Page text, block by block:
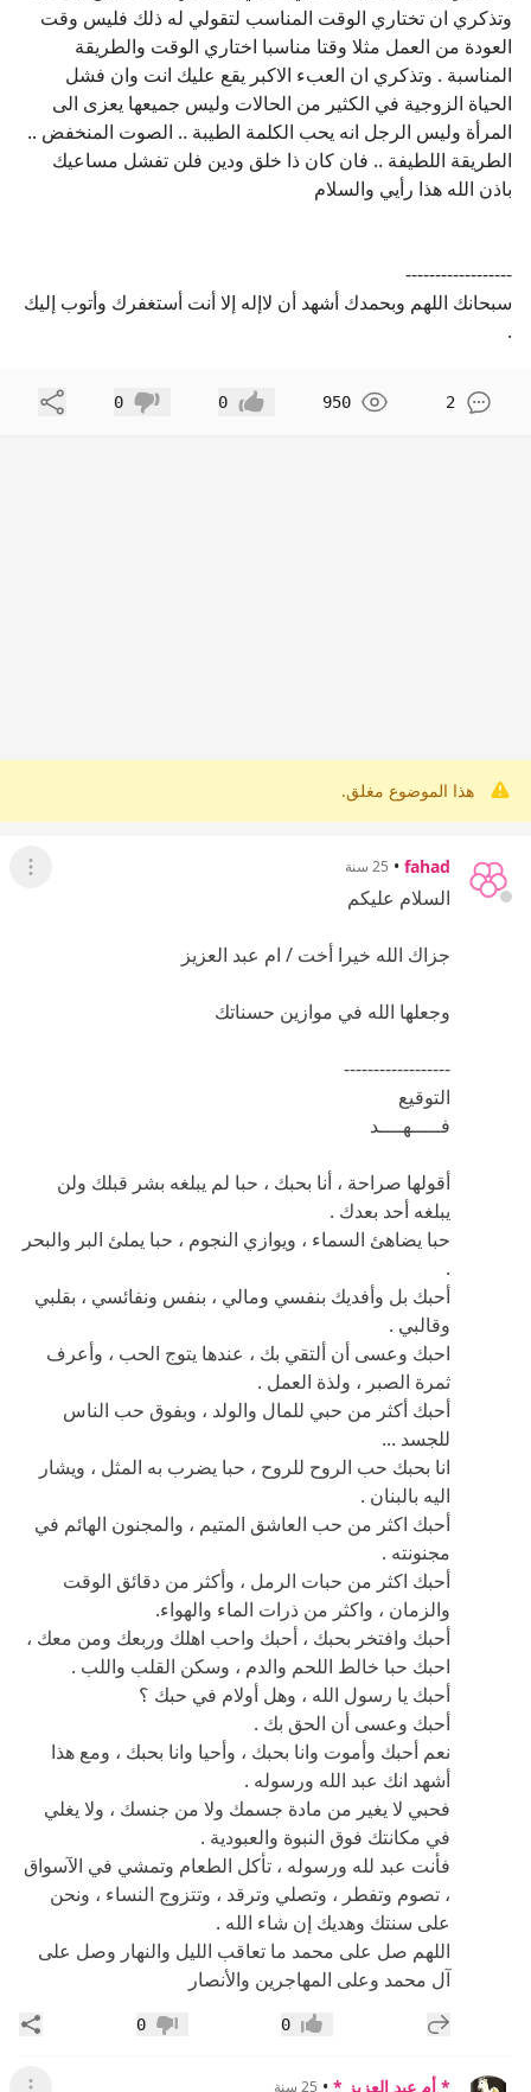
وتذكري ان تختاري الوقت المناسب لتقولي له ذلك فليس وقت
العودة من العمل مثلا وقتا مناسبا اختاري الوقت والطريقة
المناسبة . وتذكري ان العبء الاكبر يقع عليك انت وان فشل
الحياة الزوجية في الكثير من الحالات وليس جميعها يعزى الى
المرأة وليس الرجل انه يحب الكلمة الطيبة .. الصوت المنخفض ..
الطريقة اللطيفة .. فان كان ذا خلق ودين فلن تفشل مساعيك
باذن الله هذا رأيي والسلام
------------------
سبحانك اللهم وبحمدك أشهد أن لاإله إلا أنت أستغفرك وأتوب إليك
.
2
950 إعجاب 0 عدم إعجاب
0 مشاركة
هذا الموضوع مغلق.
fahad
• 25 سنة عرض
السلام عليكم
جزاك الله خيرا أخت / ام عبد العزيز
وجعلها الله في موازين حسناتك
------------------
التوقيع
فـــــهــــد
أقولها صراحة ، أنا بحبك ، حبا لم يبلغه بشر قبلك ولن
يبلغه أحد بعدك .
حبا يضاهئ السماء ، ويوازي النجوم ، حبا يملئ البر والبحر
.
أحبك بل وأفديك بنفسي ومالي ، بنفس ونفائسي ، بقلبي
وقالبي .
احبك وعسى أن ألتقي بك ، عندها يتوج الحب ، وأعرف
ثمرة الصبر ، ولذة العمل .
أحبك أكثر من حبي للمال والولد ، وبفوق حب الناس
للجسد ...
انا بحبك حب الروح للروح ، حبا يضرب به المثل ، ويشار
اليه بالبنان .
أحبك اكثر من حب العاشق المتيم ، والمجنون الهائم في
مجنونته .
أحبك اكثر من حبات الرمل ، وأكثر من دقائق الوقت
والزمان ، واكثر من ذرات الماء والهواء.
أحبك وافتخر بحبك ، أحبك واحب اهلك وربعك ومن معك ،
احبك حبا خالط اللحم والدم ، وسكن القلب واللب .
أحبك يا رسول الله ، وهل أولام في حبك ؟
أحبك وعسى أن الحق بك .
نعم أحبك وأموت وانا بحبك ، وأحيا وانا بحبك ، ومع هذا
أشهد انك عبد الله ورسوله .
فحبي لا يغير من مادة جسمك ولا من جنسك ، ولا يغلي
في مكانتك فوق النبوة والعبودية .
فأنت عبد لله ورسوله ، تأكل الطعام وتمشي في الآسواق
، تصوم وتفطر ، وتصلي وترقد ، وتتزوج النساء ، ونحن
على سنتك وهديك إن شاء الله .
اللهم صل على محمد ما تعاقب الليل والنهار وصل على
آل محمد وعلى المهاجرين والأنصار
إضافة رد جديد إعجاب0 عدم إعجاب
0
* أم عبد العزيز * • 25 سنة